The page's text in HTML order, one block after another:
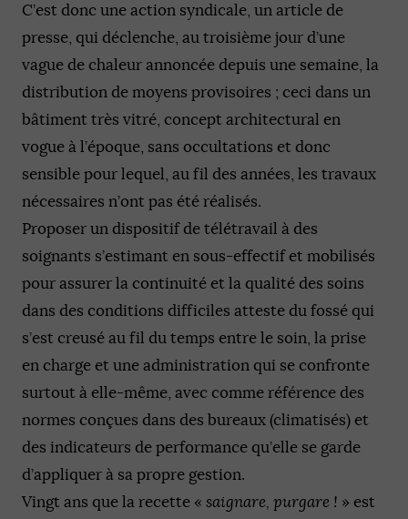
C’est donc une action syndicale, un article de
presse, qui déclenche, au troisième jour d’une
vague de chaleur annoncée depuis une semaine, la
distribution de moyens provisoires ; ceci dans un
bâtiment très vitré, concept architectural en
vogue à l’époque, sans occultations et donc
sensible pour lequel, au fil des années, les travaux
nécessaires n’ont pas été réalisés.
Proposer un dispositif de télétravail à des
soignants s’estimant en sous-effectif et mobilisés
pour assurer la continuité et la qualité des soins
dans des conditions difficiles atteste du fossé qui
s’est creusé au fil du temps entre le soin, la prise
en charge et une administration qui se confronte
surtout à elle-même, avec comme référence des
normes conçues dans des bureaux (climatisés) et
des indicateurs de performance qu’elle se garde
d’appliquer à sa propre gestion.
Vingt ans que la recette « saignare, purgare ! » est